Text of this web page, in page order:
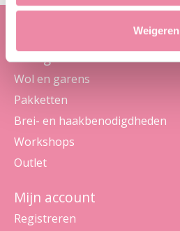
Weigeren
Categorieën
Wol en garens
Pakketten
Brei- en haakbenodigdheden
Workshops
Outlet
Mijn account
Registreren